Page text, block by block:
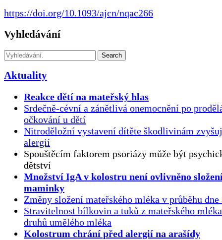
https://doi.org/10.1093/ajcn/nqac266
Vyhledávání
Search
Aktuality
Reakce dětí na mateřský hlas
Srdečně-cévní a zánětlivá onemocnění po
očkování u dětí
Nitroděložní vystavení dítěte škodlivinám
alergií
Spouštěcím faktorem psoriázy může být
dětství
Množství IgA v kolostru není ovlivněno
maminky
Změny složení mateřského mléka v průběhu dne
Stravitelnost bílkovin a tuků z mateřského
druhů umělého mléka
Kolostrum chrání před alergií na arašídy